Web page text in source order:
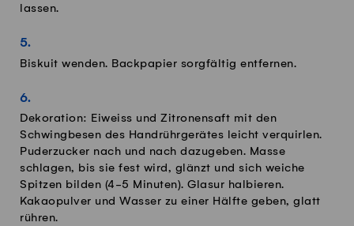
lassen.
Biskuit wenden. Backpapier sorgfältig entfernen.
Dekoration: Eiweiss und Zitronensaft mit den
Schwingbesen des Handrührgerätes leicht verquirlen.
Puderzucker nach und nach dazugeben. Masse
schlagen, bis sie fest wird, glänzt und sich weiche
Spitzen bilden (4-5 Minuten). Glasur halbieren.
Kakaopulver und Wasser zu einer Hälfte geben, glatt
rühren.